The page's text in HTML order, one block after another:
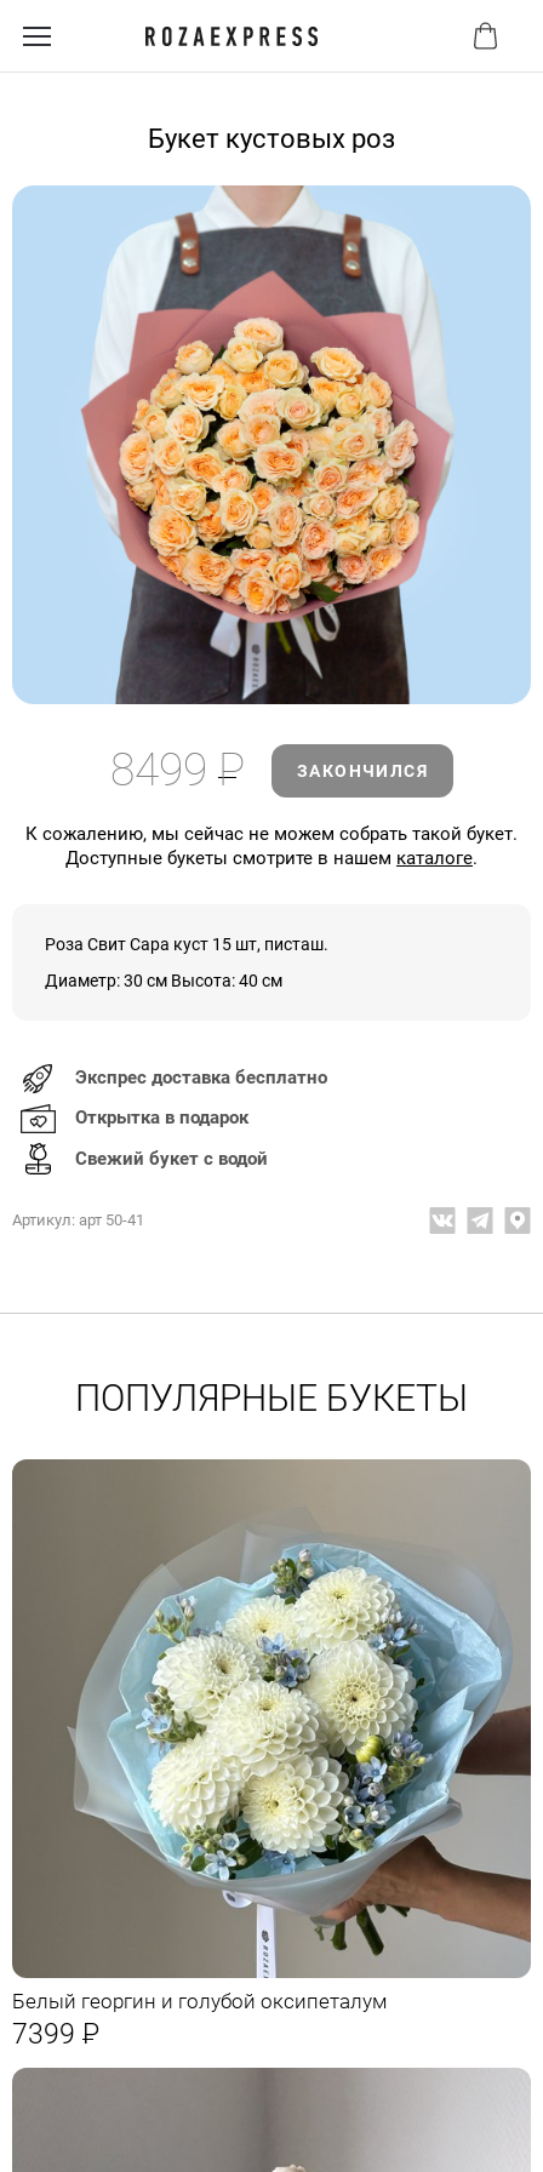
Букет кустовых роз
8499Р ЗАКОНЧИЛСЯ
К сожалению, мы сейчас не можем собрать такой букет.
Доступные букеты смотрите в нашем каталоге.
Роза Свит Сара куст 15 шт, писташ.
Диаметр: 30 см Высота: 40 см
Экспрес доставка бесплатно
Открытка в подарок
Свежий букет с водой
Артикул: арт 50-41
ПОПУЛЯРНЫЕ БУКЕТЫ
Белый георгин и голубой оксипеталум
7399 Р